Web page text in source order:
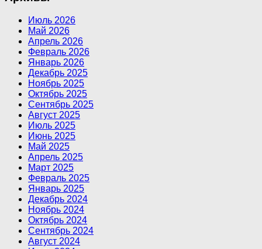
Июль 2026
Май 2026
Апрель 2026
Февраль 2026
Январь 2026
Декабрь 2025
Ноябрь 2025
Октябрь 2025
Сентябрь 2025
Август 2025
Июль 2025
Июнь 2025
Май 2025
Апрель 2025
Март 2025
Февраль 2025
Январь 2025
Декабрь 2024
Ноябрь 2024
Октябрь 2024
Сентябрь 2024
Август 2024